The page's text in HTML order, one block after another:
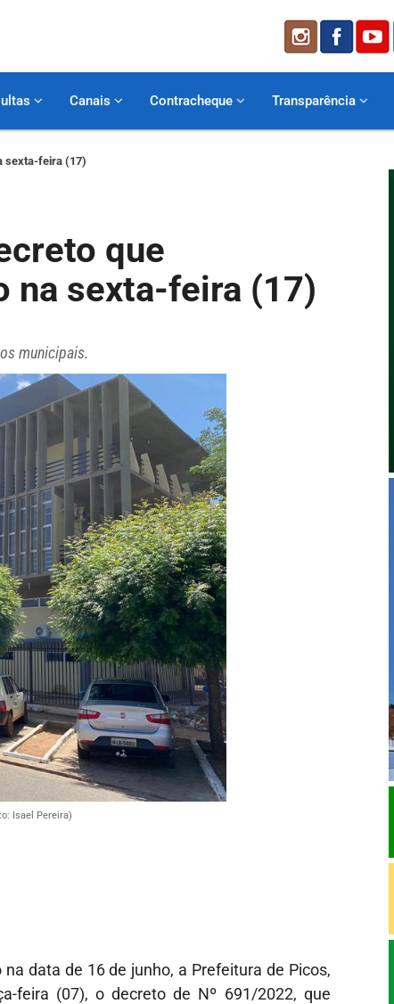
Canais Contracheque Transparência
sexta-feira (17)
que
na sexta-feira (17)
municipais.
Isael Pereira)
data de 16 de junho, a Prefeitura de Picos,
feira (07), o decreto de Nº 691/2022, que